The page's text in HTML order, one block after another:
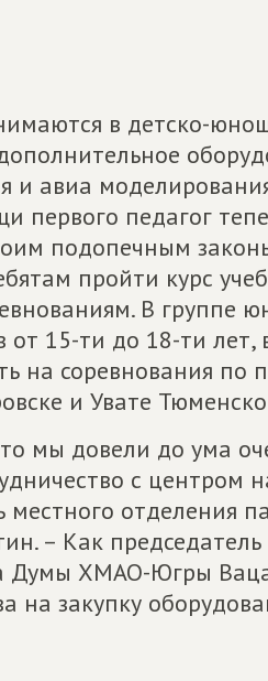
в детско-
и авиа
первого педагог
подопечным
пройти курс
В группе
от 15-ти до 18-ти лет,
на соревнования
и Увате
мы довели до ума
с центром
местного
– Как
Думы ХМАО-Югры
на закупку